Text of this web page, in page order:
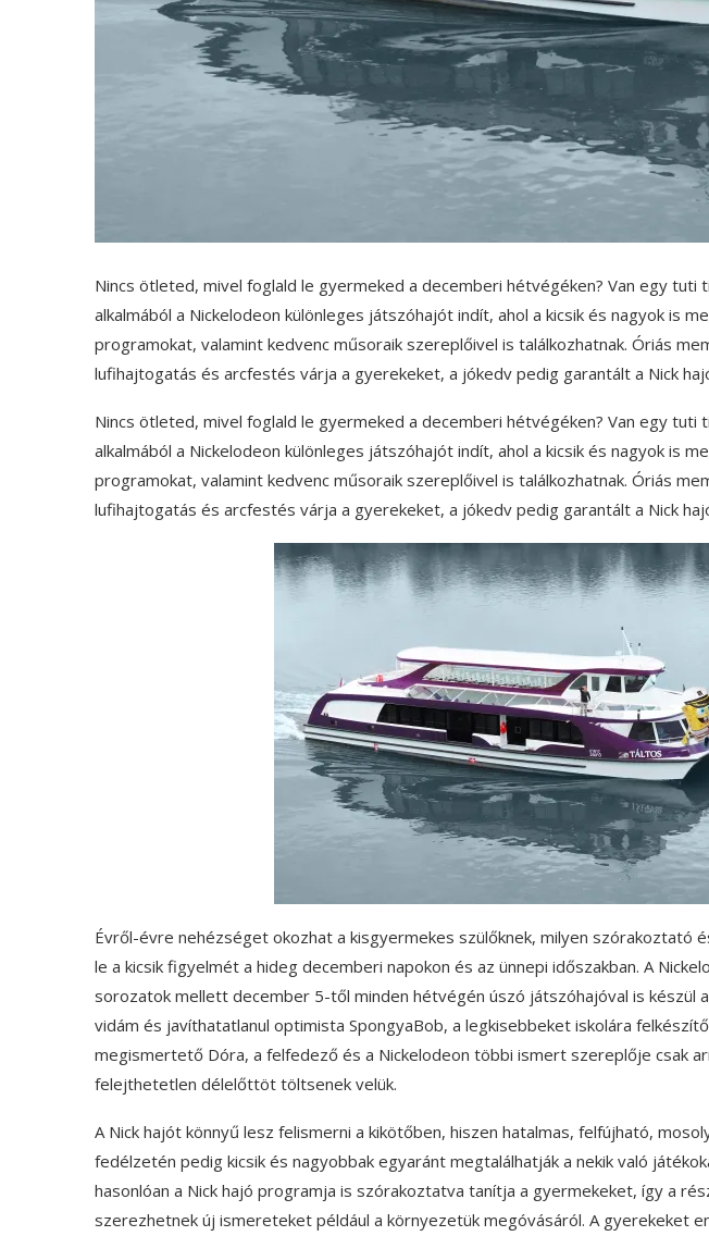
Nincs ötleted, mivel foglald le gyermeked a decemberi hétvégéken? Van egy tuti
alkalmából a Nickelodeon különleges játszóhajót indít, ahol a kicsik és nagyok is
programokat, valamint kedvenc műsoraik szereplőivel is találkozhatnak. Óriás
lufihajtogatás és arcfestés várja a gyerekeket, a jókedv pedig garantált a Nick
Nincs ötleted, mivel foglald le gyermeked a decemberi hétvégéken? Van egy tuti
alkalmából a Nickelodeon különleges játszóhajót indít, ahol a kicsik és nagyok is
programokat, valamint kedvenc műsoraik szereplőivel is találkozhatnak. Óriás
lufihajtogatás és arcfestés várja a gyerekeket, a jókedv pedig garantált a Nick
Évről-évre nehézséget okozhat a kisgyermekes szülőknek, milyen szórakoztató
le a kicsik figyelmét a hideg decemberi napokon és az ünnepi időszakban. A
sorozatok mellett december 5-től minden hétvégén úszó játszóhajóval is készül
vidám és javíthatatlanul optimista SpongyaBob, a legkisebbeket iskolára
megismertető Dóra, a felfedező és a Nickelodeon többi ismert szereplője csak
felejthetetlen délelőttöt töltsenek velük.
A Nick hajót könnyű lesz felismerni a kikötőben, hiszen hatalmas, felfújható,
fedélzetén pedig kicsik és nagyobbak egyaránt megtalálhatják a nekik való
hasonlóan a Nick hajó programja is szórakoztatva tanítja a gyermekeket, így a
szerezhetnek új ismereteket például a környezetük megóvásáról. A gyerekeket